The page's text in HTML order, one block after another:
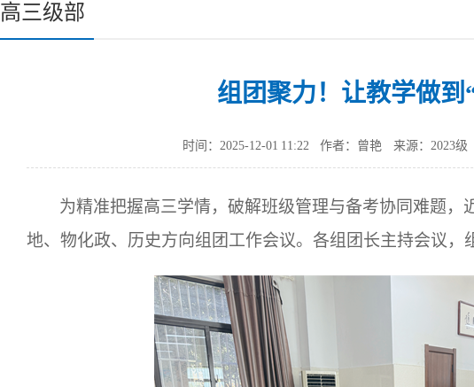
高三级部
组团聚力！让教学做到
时间：2025-12-01 11:22 作者：曾艳 来源：2023级
为精准把握高三学情，破解班级管理与备考协同难题
地、物化政、历史方向组团工作会议。各组团长主持会议，